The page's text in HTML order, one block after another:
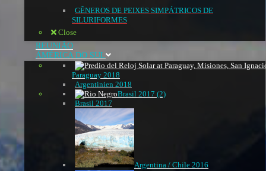
GÊNEROS DE PEIXES SIMPÁTRICOS DE
SILURIFORMES
Close
REUNIÃO
ÁMÉRICA DO SUL
Paraguay 2018
Argentinien 2018
Brasil 2017 (2)
Brasil 2017
Argentina / Chile 2016